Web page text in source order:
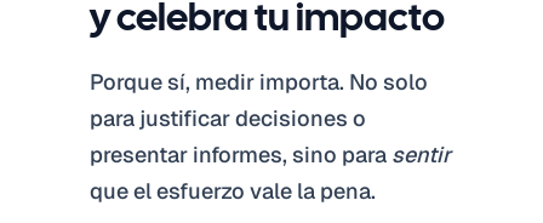
y celebra tu impacto
Porque sí, medir importa. No solo
para justificar decisiones o
presentar informes, sino para sentir
que el esfuerzo vale la pena.